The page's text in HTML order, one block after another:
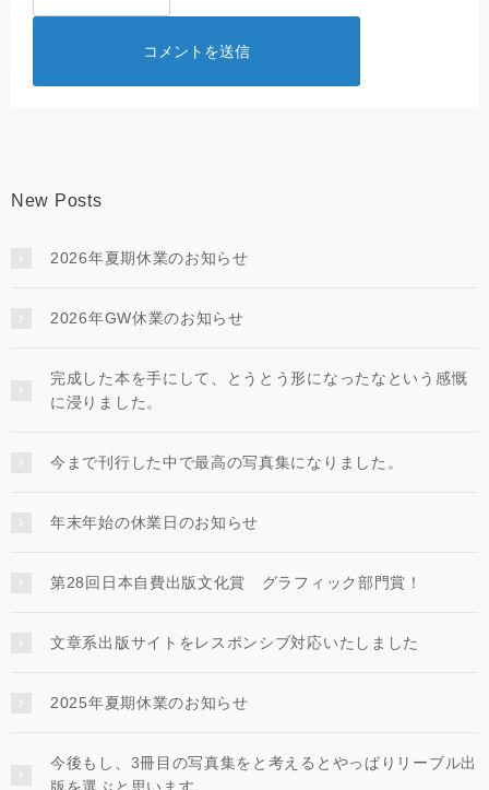
New Posts
2026年夏期休業のお知らせ
2026年GW休業のお知らせ
完成した本を手にして、とうとう形になったなという感慨
に浸りました。
今まで刊行した中で最高の写真集になりました。
年末年始の休業日のお知らせ
第28回日本自費出版文化賞 グラフィック部門賞！
文章系出版サイトをレスポンシブ対応いたしました
2025年夏期休業のお知らせ
今後もし、3冊目の写真集をと考えるとやっぱりリーブル出